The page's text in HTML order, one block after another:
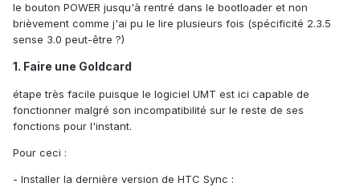
le bouton POWER jusqu'à rentré dans le bootloader et non
brièvement comme j'ai pu le lire plusieurs fois (spécificité 2.3.5
sense 3.0 peut-être ?)
1. Faire une Goldcard
étape très facile puisque le logiciel UMT est ici capable de
fonctionner malgré son incompatibilité sur le reste de ses
fonctions pour l'instant.
Pour ceci :
- Installer la dernière version de HTC Sync :